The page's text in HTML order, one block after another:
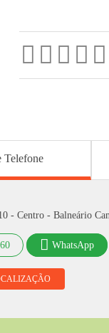
Telefone
- Centro - Balneário
WhatsApp